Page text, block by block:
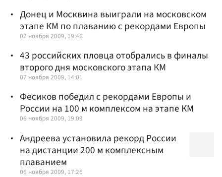
Донец и Москвина выиграли на московском
этапе КМ по плаванию с рекордами Европы
07 ноября 2009, 19:46
43 российских пловца отобрались в финалы
второго дня московского этапа КМ
07 ноября 2009, 14:01
Фесиков победил с рекордами Европы и
России на 100 м комплексом на этапе КМ
06 ноября 2009, 19:09
Андреева установила рекорд России
на дистанции 200 м комплексным
плаванием
06 ноября 2009, 17:26